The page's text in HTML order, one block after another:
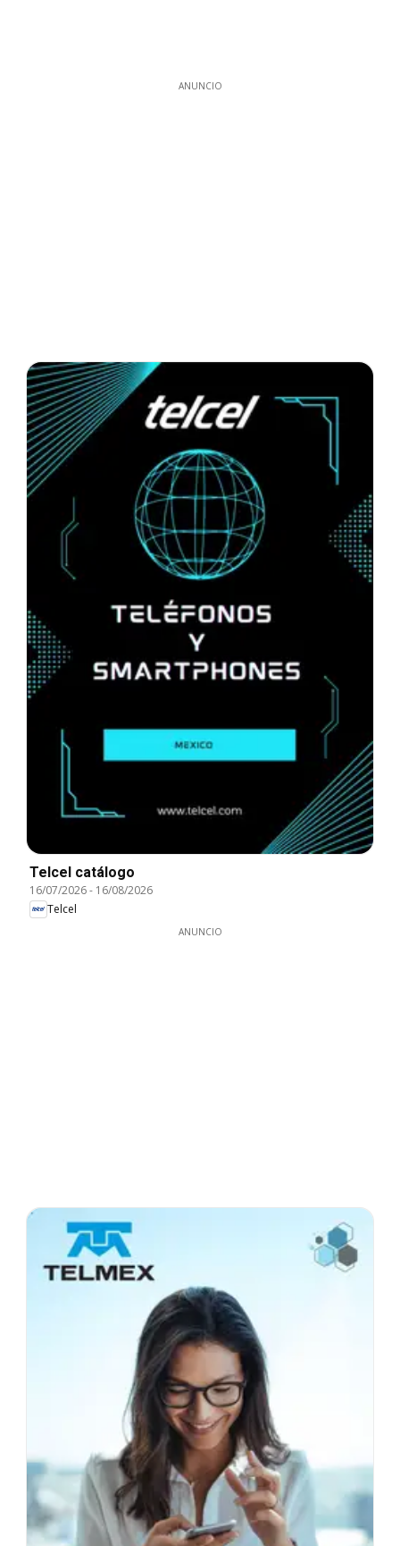
ANUNCIO
Telcel catálogo
16/07/2026- 16/08/2026
Telcel
ANUNCIO